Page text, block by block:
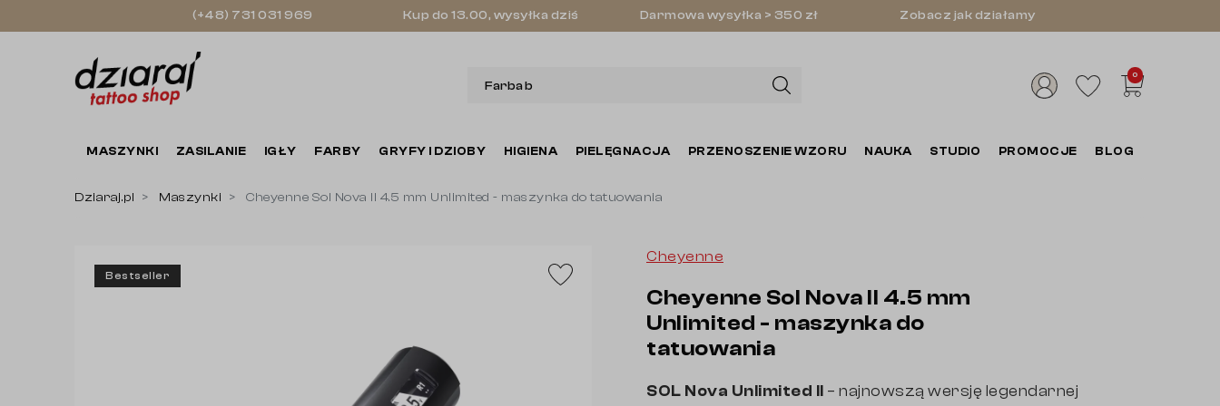
(+48) 731 031 969 Kup do 13.00, wysyłka dziś Darmowa wysyłka > 350 zł Zobacz jak działamy
0
MASZYNKI ZASILANIE IGŁY FARBY GRYFY I DZIOBY HIGIENA PIELĘGNACJA PRZENOSZENIE WZORU NAUKA STUDIO PROMOCJE BLOG
Dziaraj.pl Maszynki Cheyenne Sol Nova II 4.5 mm Unlimited - maszynka do tatuowania
Bestseller
Cheyenne
Cheyenne Sol Nova II 4.5 mm
Unlimited - maszynka do
tatuowania
SOL Nova Unlimited II – najnowszą wersję legendarnej